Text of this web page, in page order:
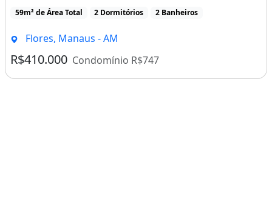
59m² de Área Total 2 Dormitórios 2 Banheiros
Flores, Manaus - AM
R$410.000 Condomínio R$747